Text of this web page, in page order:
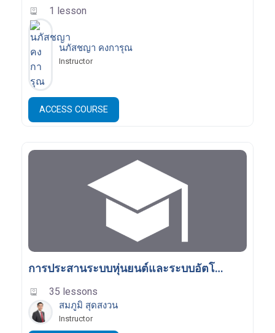
1 lesson
นภัสชญา คงการุณ
Instructor
ACCESS COURSE
การประสานระบบหุ่นยนต์และระบบอัตโนมัติ
35 lessons
สมภูมิ สุดสงวน
Instructor